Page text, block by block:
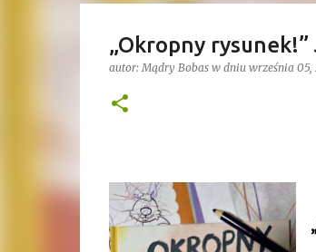
„Okropny
autor:Mądry Bobas w dniu września 05,